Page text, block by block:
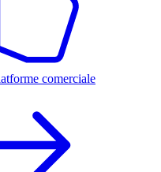
comerciale